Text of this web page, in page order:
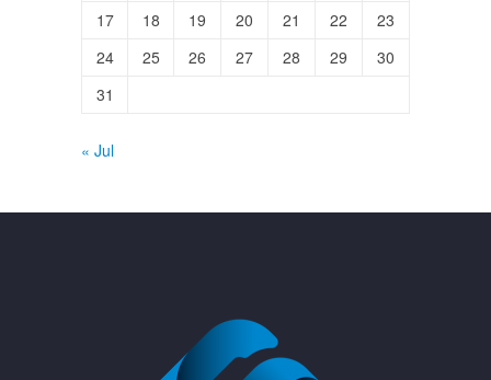
17
18 19 20 21 22
23
24
25 26 27 28 29
30
31
« Jul